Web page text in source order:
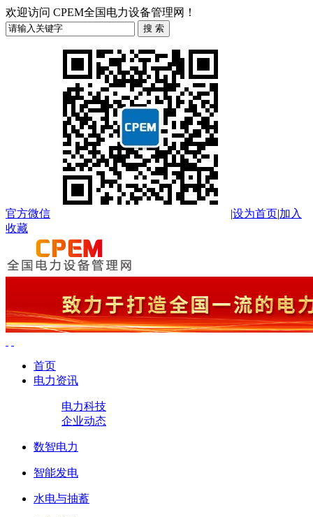
欢迎访问 CPEM全国电力设备管理网！
官方微信 |设为首页|加入
收藏
首页
电力资讯
电力科技
企业动态
数智电力
智能发电
水电与抽蓄